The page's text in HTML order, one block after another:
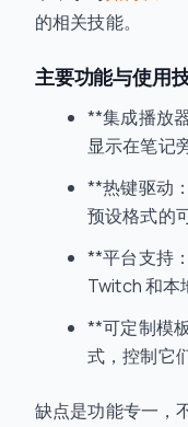
的相关技能。
主要功能与使用
**集成播放
显示在笔记
**热键驱动
预设格式的
**平台支持
Twitch 和本
**可定制模
式，控制它
缺点是功能专一，